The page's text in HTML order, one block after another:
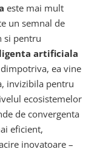
este mai mult
un semnal de
si pentru
artificiala
ea vine
invizibila pentru
ecosistemelor
de convergenta
eficient,
inovatoare –